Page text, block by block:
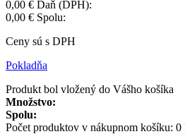
0,00 € Daň (DPH):
0,00 € Spolu:
Ceny sú s DPH
Pokladňa
Produkt bol vložený do Vášho košíka
Množstvo:
Spolu:
Počet produktov v nákupnom košíku: 0